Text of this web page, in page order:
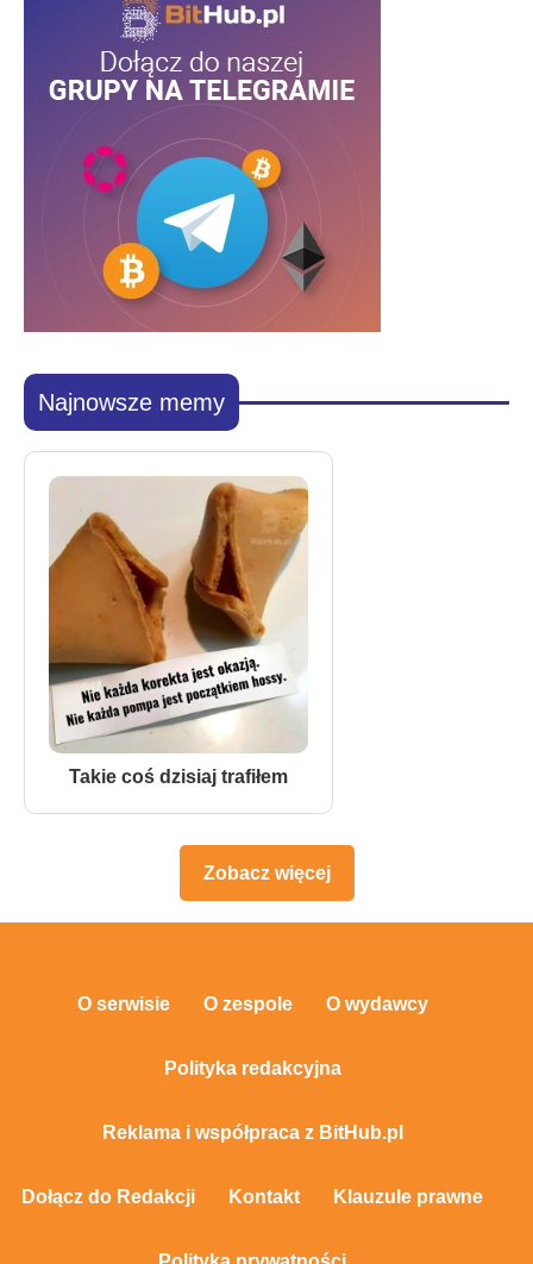
Najnowsze memy
Takie coś dzisiaj trafiłem
Zobacz więcej
O serwisie O zespole O wydawcy
Polityka redakcyjna
Reklama i współpraca z BitHub.pl
Dołącz do Redakcji Kontakt Klauzule prawne